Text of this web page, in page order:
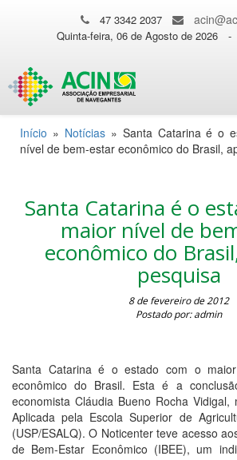
47 3342 2037
Quinta-feira, 06 de Agosto de 2026 -
Início » Notícias» Santa Catarina é o
nível de bem-estar econômico do Brasil,
Santa Catarina é o
maior nível de
econômico do
pesquisa
8 de fevereiro de 2012
Postado por: admin
Santa Catarina é o estado com o
econômico do Brasil. Esta é a
economista Cláudia Bueno Rocha Vidigal,
Aplicada pela Escola Superior de
(USP/ESALQ). O Noticenter teve acesso
de Bem-Estar Econômico (IBEE), um